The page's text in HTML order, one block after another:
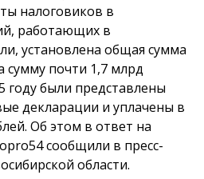
налоговиков в
работающих в
установлена общая сумма
сумму почти 1,7 млрд
году были представлены
декларации и уплачены в
Об этом в ответ на
сообщили в пресс-
области.